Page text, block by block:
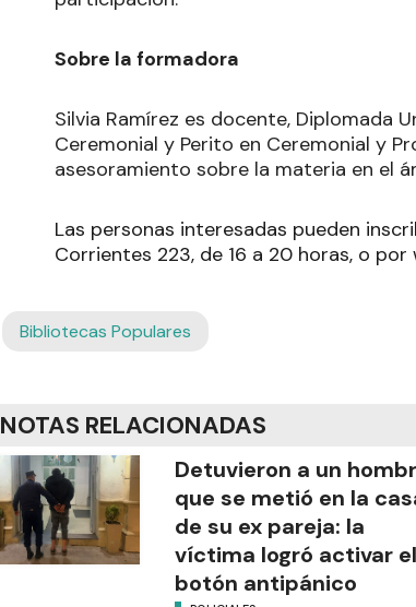
Sobre la formadora
Silvia Ramírez es docente, Diplomada
Ceremonial y Perito en Ceremonial y
asesoramiento sobre la materia en el
Las personas interesadas pueden
Corrientes 223, de 16 a 20 horas, o
Bibliotecas Populares
NOTAS RELACIONADAS
Detuvieron a un
que se metió en la
de su ex pareja: la
víctima logró activar el
botón antipánico